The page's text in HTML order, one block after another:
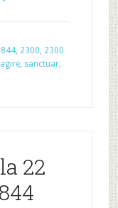
, 2300, 2300
, sanctuar,
22